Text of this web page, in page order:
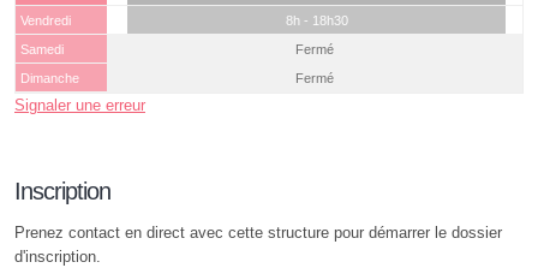
Vendredi
8h - 18h30
Samedi
Fermé
Dimanche
Fermé
Signaler une erreur
Inscription
Prenez contact en direct avec cette structure pour démarrer le dossier
d'inscription.